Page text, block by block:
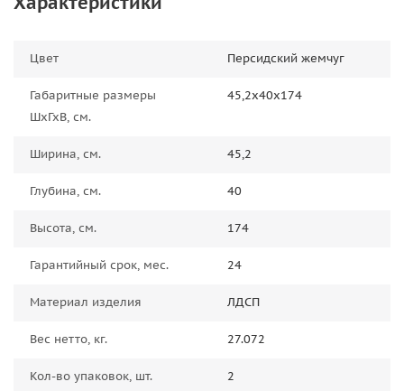
Цвет Персидский жемчуг
Габаритные размеры
ШхГхВ, см.
45,2х40х174
Ширина, см. 45,2
Глубина, см. 40
Высота, см. 174
Гарантийный срок, мес. 24
Материал изделия ЛДСП
Вес нетто, кг. 27.072
Кол-во упаковок, шт. 2